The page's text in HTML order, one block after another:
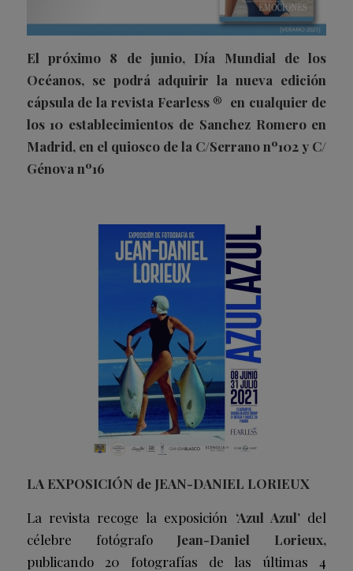
El próximo 8 de junio, Día Mundial de los
Océanos, se podrá adquirir la nueva edición
cápsula de la revista Fearless ® en cualquier de
los 10 establecimientos de Sanchez Romeroen
Madrid, en el quiosco de la C/Serrano nº102 y C/
Génova nº16
LA EXPOSICIÓN de JEAN-DANIEL LORIEUX
La revista recoge la exposición ‘Azul Azul’ del
célebre fotógrafo Jean-Daniel Lorieux,
publicando 20 fotografías de las últimas 4